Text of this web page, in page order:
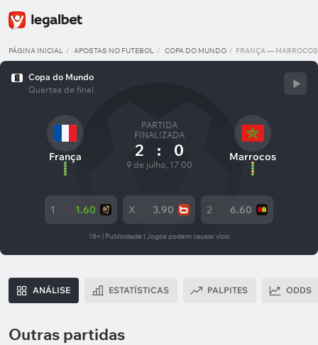
PÁGINA INICIAL APOSTAS NO FUTEBOL COPA DO MUNDO FRANÇA — MARROCOS
Copa do Mundo
Quartas de final
França
PARTIDA
FINALIZADA
2 : 0
9 de julho, 17:00
Marrocos
1 1.60 X 3.90 2 6.60
18+ | Publicidade | Jogos podem causar vício
ANÁLISE ESTATÍSTICAS PALPITES ODDS
Outras partidas